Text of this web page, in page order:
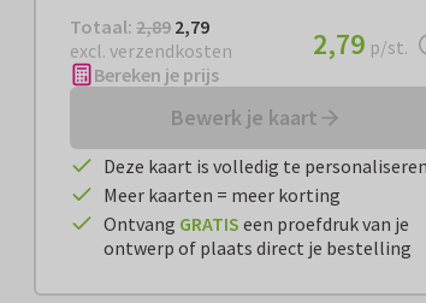
Totaal: € 2,79
Totaal: 2,89 2,79
excl. verzendkosten
€ 2,79per
2,79 p/st.
Bereken je prijs
Bewerk je kaart
Deze kaart is volledig te personaliseren
Meer kaarten = meer korting
Ontvang GRATIS een proefdruk van je
ontwerp of plaats direct je bestelling